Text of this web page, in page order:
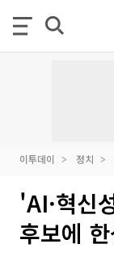
이투데이 정치
'AI·혁신
후보에